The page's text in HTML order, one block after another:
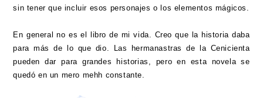
sin tener que incluir esos personajes o los elementos mágicos.
En general no es el libro de mi vida. Creo que la historia daba
para más de lo que dio. Las hermanastras de la Cenicienta
pueden dar para grandes historias, pero en esta novela se
quedó en un mero mehh constante.